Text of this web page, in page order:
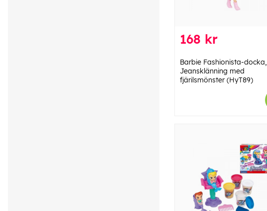
168 kr
Barbie Fashionista-docka,
Jeansklänning med
fjärilsmönster (HyT89)